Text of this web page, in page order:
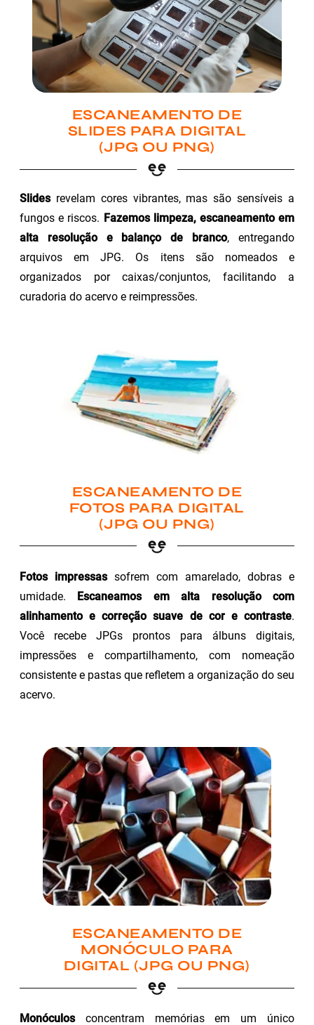
ESCANEAMENTO DE
SLIDES PARA DIGITAL
(JPG OU PNG)
Slidesrevelam cores vibrantes, mas são sensíveis a
fungos e riscos. Fazemos limpeza, escaneamento em
alta resolução e balanço de branco, entregando
arquivos em JPG. Os itens são nomeados e
organizados por caixas/conjuntos, facilitando a
curadoria do acervo e reimpressões.
ESCANEAMENTO DE
FOTOS PARA DIGITAL
(JPG OU PNG)
Fotos impressassofrem com amarelado, dobras e
umidade. Escaneamos em alta resolução com
alinhamento e correção suave de cor e contraste.
Você recebe JPGs prontos para álbuns digitais,
impressões e compartilhamento, com nomeação
consistente e pastas que refletem a organização do seu
acervo.
ESCANEAMENTO DE
MONÓCULO PARA
DIGITAL (JPG OU PNG)
Monóculosconcentram memórias em um único